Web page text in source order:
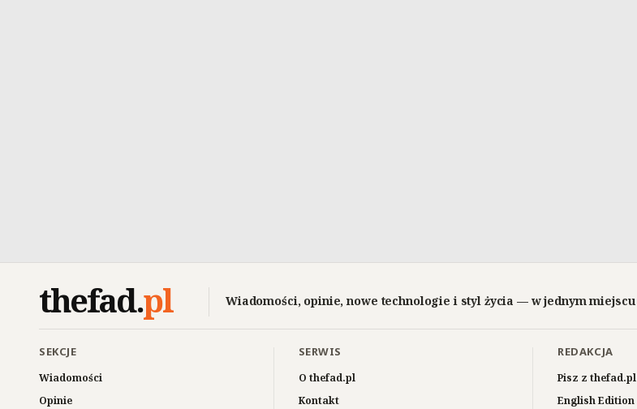
thefad.pl Wiadomości, opinie, nowe technologie i styl życia — w jednym miejscu
SEKCJE
Wiadomości
Opinie
SERWIS
O thefad.pl
Kontakt
REDAKCJA
Pisz z thefad.pl
English Edition